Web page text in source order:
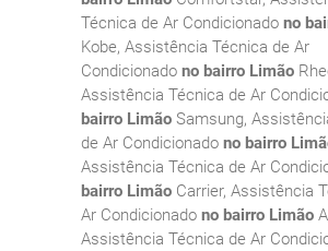
Técnica de Ar Condicionado no
Kobe, Assistência Técnica de Ar
Condicionado no bairro Limão
Assistência Técnica de Ar
bairro Limão Samsung,
de Ar Condicionado no bairro
Assistência Técnica de Ar
bairro Limão Carrier, Assistência
Ar Condicionado no bairro Limão
Assistência Técnica de Ar